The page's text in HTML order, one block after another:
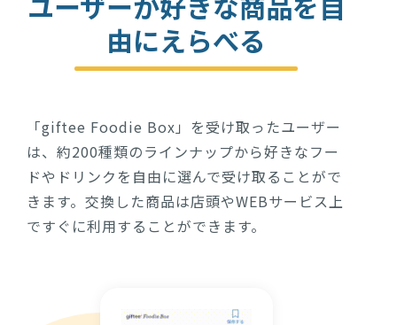
由にえらべる
「giftee Foodie Box」を受け取ったユーザー
は、約200種類のラインナップから好きなフー
ドやドリンクを自由に選んで受け取ることがで
きます。交換した商品は店頭やWEBサービス上
ですぐに利用することができます。